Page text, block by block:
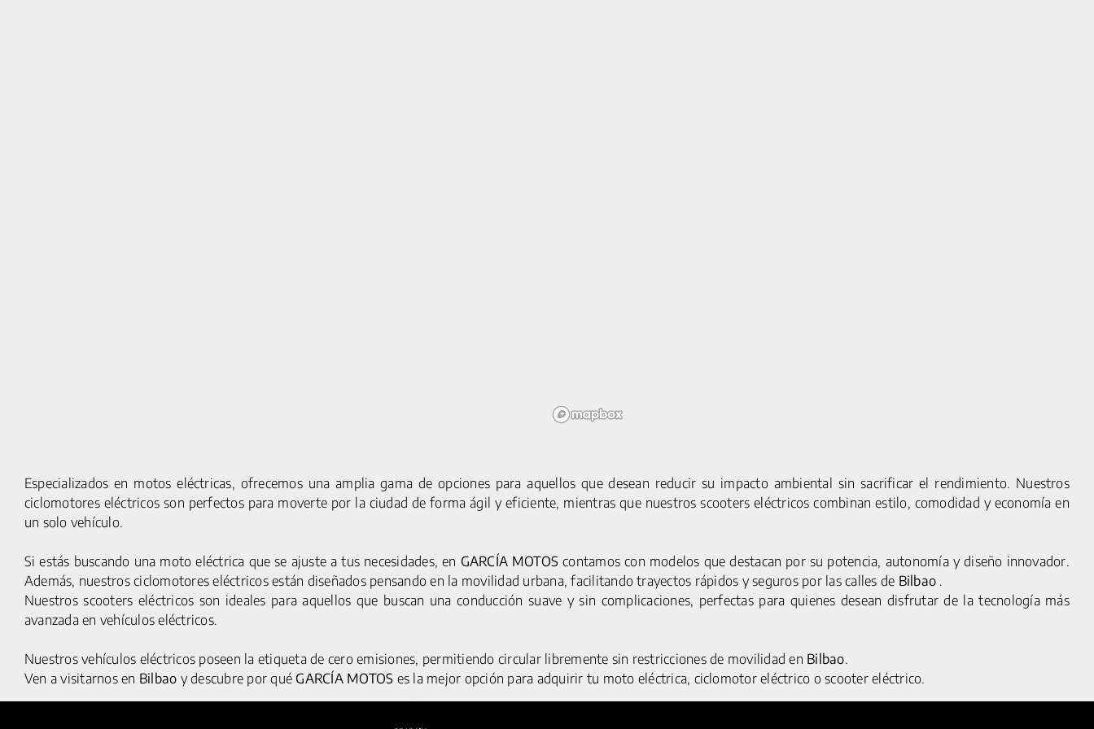
Especializados en motos eléctricas, ofrecemos una amplia gama de opciones para aquellos que desean reducir su impacto ambiental sin sacrificar el rendimiento. Nuestros
ciclomotores eléctricos son perfectos para moverte por la ciudad de forma ágil y eficiente, mientras que nuestros scooters eléctricos combinan estilo, comodidad y economía en
un solo vehículo.
Si estás buscando una moto eléctrica que se ajuste a tus necesidades, en GARCÍA MOTOS contamos con modelos que destacan por su potencia, autonomía y diseño innovador.
Además, nuestros ciclomotores eléctricos están diseñados pensando en la movilidad urbana, facilitando trayectos rápidos y seguros por las calles de Bilbao .
Nuestros scooters eléctricos son ideales para aquellos que buscan una conducción suave y sin complicaciones, perfectas para quienes desean disfrutar de la tecnología más
avanzada en vehículos eléctricos.
Nuestros vehículos eléctricos poseen la etiqueta de cero emisiones, permitiendo circular libremente sin restricciones de movilidad en Bilbao.
Ven a visitarnos en Bilbao y descubre por qué GARCÍA MOTOS es la mejor opción para adquirir tu moto eléctrica, ciclomotor eléctrico o scooter eléctrico.
© 2025 HUMAN MOBILITY S.A. TODOS LOS DERECHOS
RESERVADOS
MOTOCICLETAS
C1S PRO
G5 S
CICLOMOTORES
G5 PRO
SERVICIOS
ACCESORIOS
AVISO LEGAL
POLÍTICA DE COOKIES
POLÍTICA DE PRIVACIDAD
FAQS
CONTACTO
SALA DE PRENSA